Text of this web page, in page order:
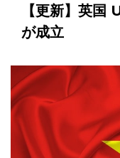
【更新】英国
が成立